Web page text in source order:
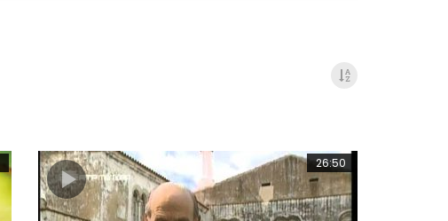
26:50